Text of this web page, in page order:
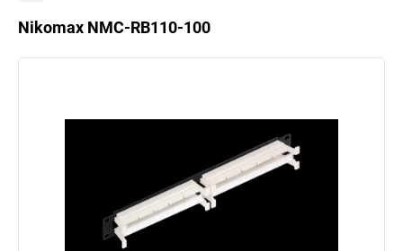
Nikomax NMC-RB110-100